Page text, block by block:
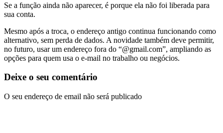
Se a função ainda não aparecer, é porque ela não foi liberada para
sua conta.
Mesmo após a troca, o endereço antigo continua funcionando como
alternativo, sem perda de dados. A novidade também deve permitir,
no futuro, usar um endereço fora do “@gmail.com”, ampliando as
opções para quem usa o e-mail no trabalho ou negócios.
Deixe o seu comentário
O seu endereço de email não será publicado